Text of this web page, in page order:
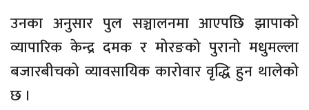
उनका अनुसार पुल सञ्चालनमा आएपछि झापाको
व्यापारिक केन्द्र दमक र मोरङको पुरानो मधुमल्ला
बजारबीचको व्यावसायिक कारोवार वृद्धि हुन थालेको
छ ।